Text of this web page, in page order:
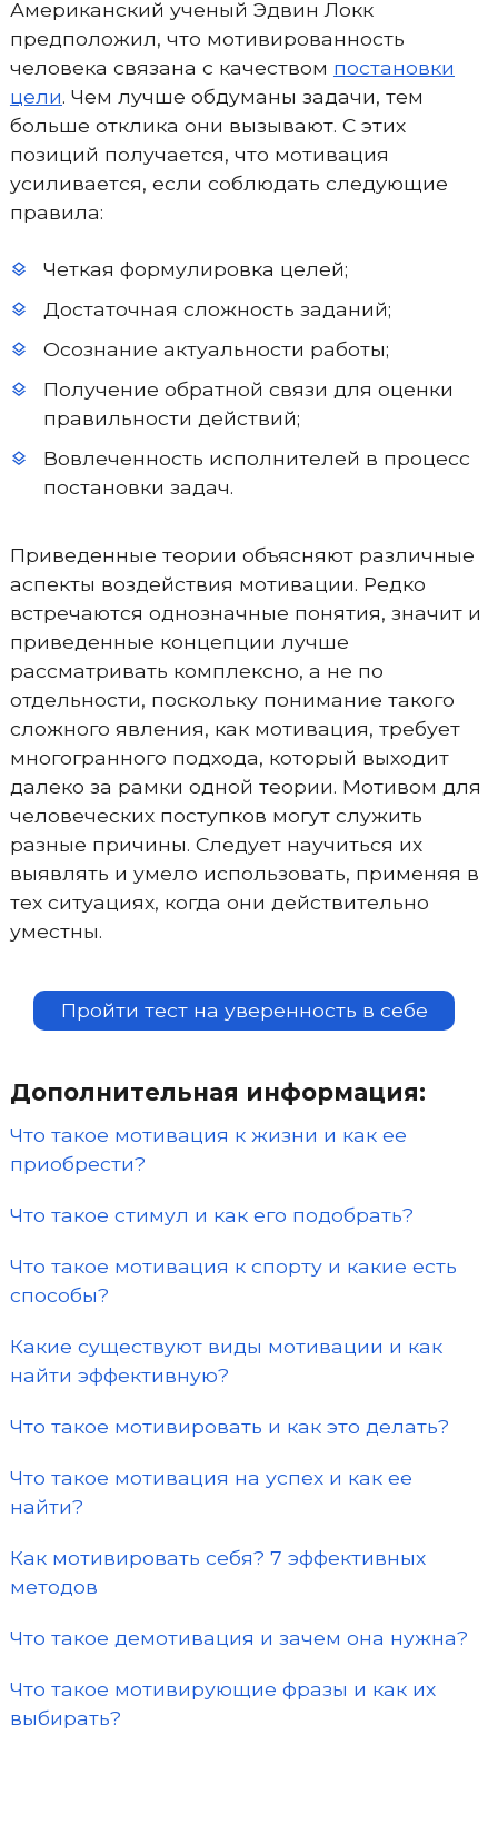
Американский ученый Эдвин Локк
предположил, что мотивированность
человека связана с качеством постановки
цели. Чем лучше обдуманы задачи, тем
больше отклика они вызывают. С этих
позиций получается, что мотивация
усиливается, если соблюдать следующие
правила:
Четкая формулировка целей;
Достаточная сложность заданий;
Осознание актуальности работы;
Получение обратной связи для оценки
правильности действий;
Вовлеченность исполнителей в процесс
постановки задач.
Приведенные теории объясняют различные
аспекты воздействия мотивации. Редко
встречаются однозначные понятия, значит и
приведенные концепции лучше
рассматривать комплексно, а не по
отдельности, поскольку понимание такого
сложного явления, как мотивация, требует
многогранного подхода, который выходит
далеко за рамки одной теории. Мотивом для
человеческих поступков могут служить
разные причины. Следует научиться их
выявлять и умело использовать, применяя в
тех ситуациях, когда они действительно
уместны.
Пройти тест на уверенность в себе
Дополнительная информация:
Что такое мотивация к жизни и как ее
приобрести?
Что такое стимул и как его подобрать?
Что такое мотивация к спорту и какие есть
способы?
Какие существуют виды мотивации и как
найти эффективную?
Что такое мотивировать и как это делать?
Что такое мотивация на успех и как ее
найти?
Как мотивировать себя? 7 эффективных
методов
Что такое демотивация и зачем она нужна?
Что такое мотивирующие фразы и как их
выбирать?